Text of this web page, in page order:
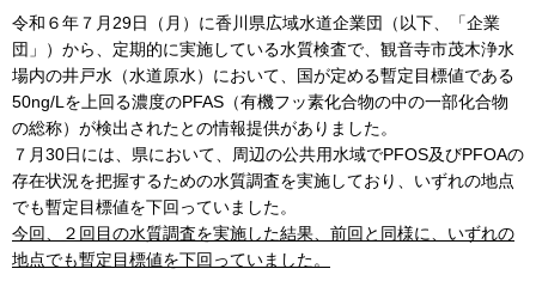
令和６年７月29日（月）に香川県広域水道企業団（以下、「企業
団」）から、定期的に実施している水質検査で、観音寺市茂木浄水
場内の井戸水（水道原水）において、国が定める暫定目標値である
50ng/Lを上回る濃度のPFAS（有機フッ素化合物の中の一部化合物
の総称）が検出されたとの情報提供がありました。
７月30日には、県において、周辺の公共用水域でPFOS及びPFOAの
存在状況を把握するための水質調査を実施しており、いずれの地点
でも暫定目標値を下回っていました。
今回、２回目の水質調査を実施した結果、前回と同様に、いずれの
地点でも暫定目標値を下回っていました。